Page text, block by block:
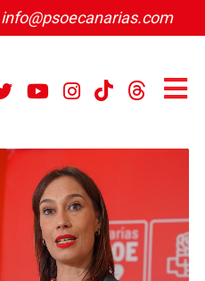
info@psoecanarias.com